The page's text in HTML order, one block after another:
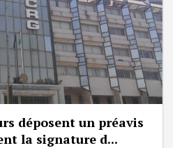
déposent un préavis
la signature d...